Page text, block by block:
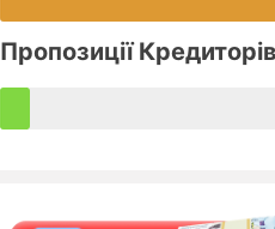
Пропозиції Кредиторів